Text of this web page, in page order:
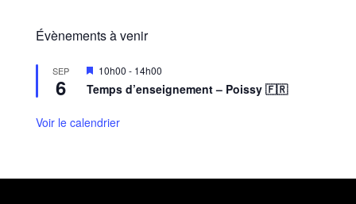
Évènements à venir
SEP
6
M
s
n
10h00 - 14h00
Temps d’enseignement – Poissy 🇫🇷
Voir le calendrier